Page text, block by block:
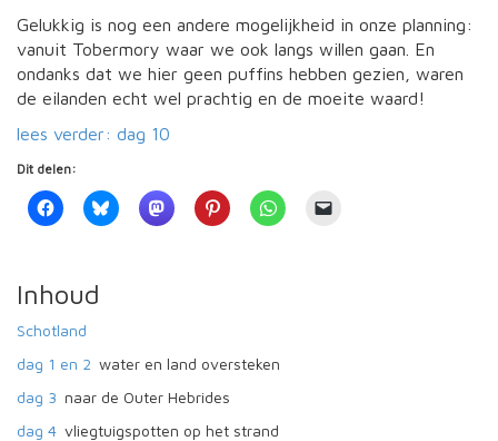
Gelukkig is nog een andere mogelijkheid in onze planning:
vanuit Tobermory waar we ook langs willen gaan. En
ondanks dat we hier geen puffins hebben gezien, waren
de eilanden echt wel prachtig en de moeite waard!
lees verder: dag 10
Dit delen:
Inhoud
Schotland
dag 1 en 2 water en land oversteken
dag 3 naar de Outer Hebrides
dag 4 vliegtuigspotten op het strand